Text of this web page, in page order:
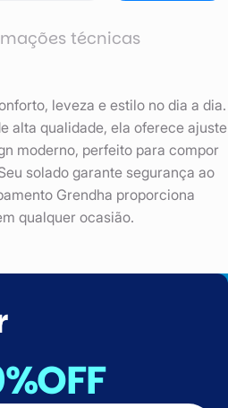
técnicas
leveza e estilo no dia a dia.
alta qualidade, ela oferece ajuste
moderno, perfeito para compor
solado garante segurança ao
Grendha proporciona
qualquer ocasião.